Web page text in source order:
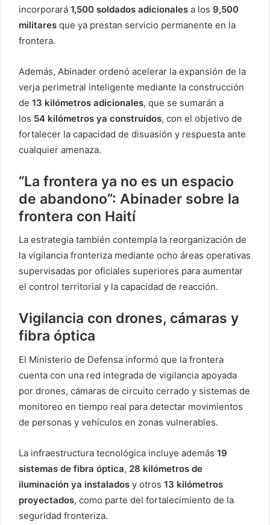
incorporará 1,500 soldados adicionales a los 9,500
militares que ya prestan servicio permanente en la
frontera.
Además, Abinader ordenó acelerar la expansión de la
verja perimetral inteligente mediante la construcción
de 13 kilómetros adicionales, que se sumarán a
los 54 kilómetros ya construidos, con el objetivo de
fortalecer la capacidad de disuasión y respuesta ante
cualquier amenaza.
“La frontera ya no es un espacio
de abandono”: Abinader sobre la
frontera con Haití
La estrategia también contempla la reorganización de
la vigilancia fronteriza mediante ocho áreas operativas
supervisadas por oficiales superiores para aumentar
el control territorial y la capacidad de reacción.
Vigilancia con drones, cámaras y
fibra óptica
El Ministerio de Defensa informó que la frontera
cuenta con una red integrada de vigilancia apoyada
por drones, cámaras de circuito cerrado y sistemas de
monitoreo en tiempo real para detectar movimientos
de personas y vehículos en zonas vulnerables.
La infraestructura tecnológica incluye además 19
sistemas de fibra óptica, 28 kilómetros de
iluminación ya instalados y otros 13 kilómetros
proyectados, como parte del fortalecimiento de la
seguridad fronteriza.